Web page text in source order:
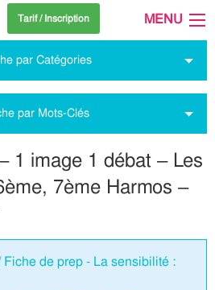
Tarif / Inscription MENU
par Catégories
par Mots-Clés
1 image 1 débat – Les
7ème Harmos –
de prep - La sensibilité :